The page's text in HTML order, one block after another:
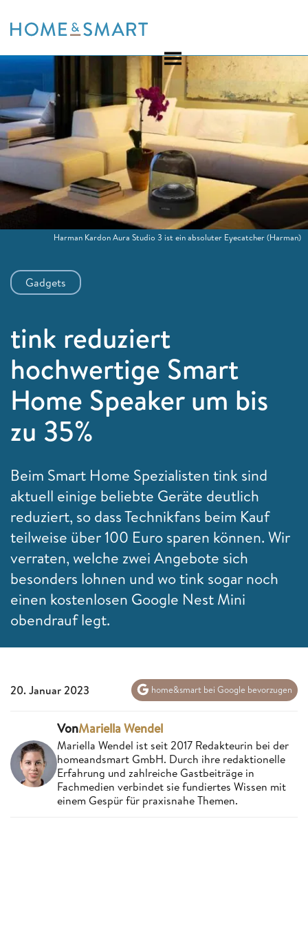
to
Gadgets
tink reduziert
hochwertige Smart
Home Speaker um bis
zu 35%
Beim Smart Home Spezialisten tink sind
aktuell einige beliebte Geräte deutlich
reduziert, so dass Technikfans beim Kauf
teilweise über 100 Euro sparen können. Wir
verraten, welche zwei Angebote sich
besonders lohnen und wo tink sogar noch
einen kostenlosen Google Nest Mini
obendrauf legt.
Harman Kardon Aura Studio 3 ist ein absoluter Eyecatcher(Harman)
20. Januar 2023 home&smart bei Google bevorzugen
VonMariella Wendel
Mariella Wendel ist seit 2017 Redakteurin bei der
homeandsmart GmbH. Durch ihre redaktionelle
Erfahrung und zahlreiche Gastbeiträge in
Fachmedien verbindet sie fundiertes Wissen mit
einem Gespür für praxisnahe Themen.